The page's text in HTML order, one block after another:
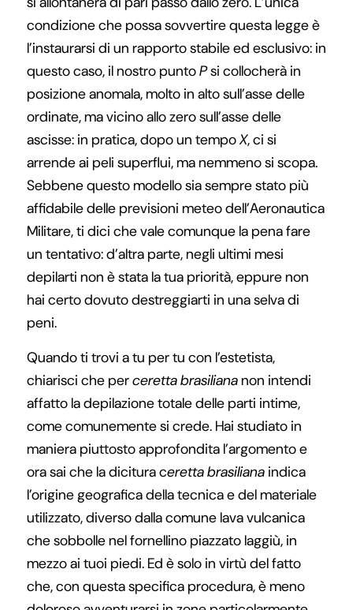
condizione che possa sovvertire questa legge è
l’instaurarsi di un rapporto stabile ed esclusivo: in
questo caso, il nostro puntoPsi collocherà in
posizione anomala, molto in alto sull’asse delle
ordinate, ma vicino allo zero sull’asse delle
ascisse: in pratica, dopo un tempoX, ci si
arrende ai peli superflui, ma nemmeno si scopa.
Sebbene questo modello sia sempre stato più
affidabile delle previsioni meteo dell’Aeronautica
Militare, ti dici che vale comunque la pena fare
un tentativo: d’altra parte, negli ultimi mesi
depilarti non è stata la tua priorità, eppure non
hai certo dovuto destreggiarti in una selva di
peni.
Quando ti trovi a tu per tu con l’estetista,
chiarisci che perceretta brasiliananon intendi
affatto la depilazione totale delle parti intime,
come comunemente si crede. Hai studiato in
maniera piuttosto approfondita l’argomento e
ora sai che la dicitura ceretta brasiliana indica
l’origine geografica della tecnica e del materiale
utilizzato, diverso dalla comune lava vulcanica
che sobbolle nel fornellino piazzato laggiù, in
mezzo ai tuoi piedi. Ed è solo in virtù del fatto
che, con questa specifica procedura, è meno